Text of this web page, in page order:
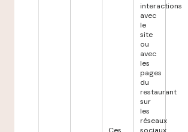
interactions
avec
le
site
ou
avec
les
pages
du
restaurant
sur
les
réseaux